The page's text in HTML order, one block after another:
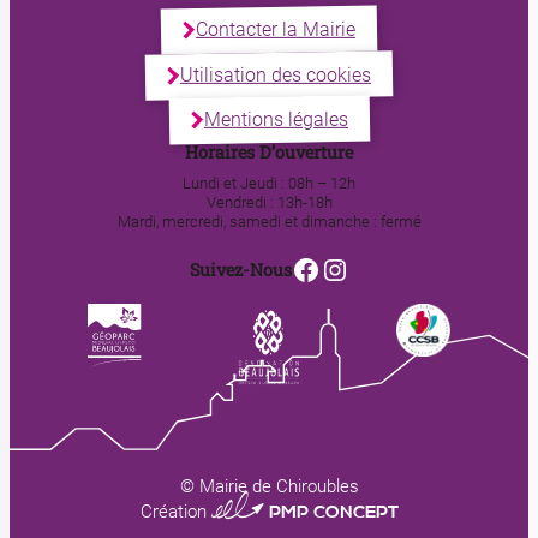
Contacter la Mairie
Utilisation des cookies
Mentions légales
Horaires D’ouverture
Lundi et Jeudi : 08h – 12h
Vendredi : 13h-18h
Mardi, mercredi, samedi et dimanche : fermé
Suivez-NousFacebook
Instagram
© Mairie de Chiroubles
Création 0123 PMP CONCEPT